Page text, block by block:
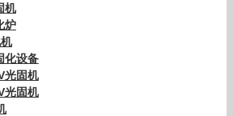
机
炉
化设备
光固机
光固机